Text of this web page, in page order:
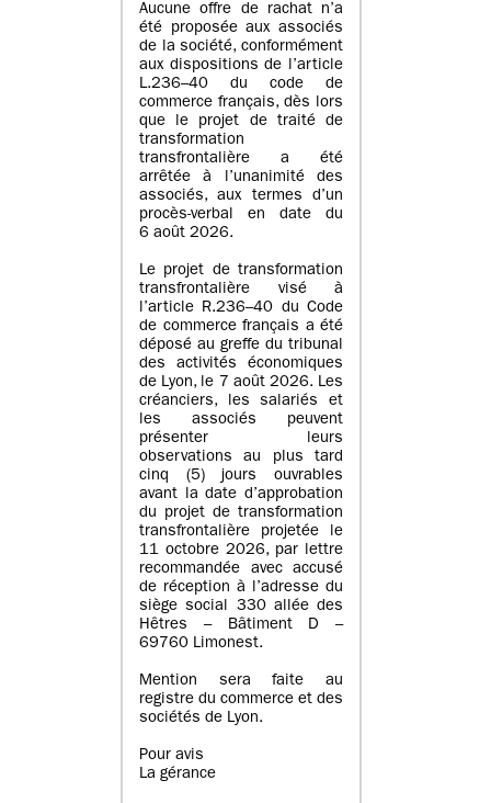
Aucune offre de rachat n’a
été proposée aux associés
de la société, conformément
aux dispositions de l’article
L.236–40 du code de
commerce français, dès lors
que le projet de traité de
transformation
transfrontalière a été
arrêtée à l’unanimité des
associés, aux termes d’un
procès-verbal en date du
6 août 2026.
Le projet de transformation
transfrontalière visé à
l’article R.236–40 du Code
de commerce français a été
déposé au greffe du tribunal
des activités économiques
de Lyon, le 7 août 2026. Les
créanciers, les salariés et
les associés peuvent
présenter leurs
observations au plus tard
cinq (5) jours ouvrables
avant la date d’approbation
du projet de transformation
transfrontalière projetée le
11 octobre 2026, par lettre
recommandée avec accusé
de réception à l’adresse du
siège social 330 allée des
Hêtres – Bâtiment D –
69760 Limonest.
Mention sera faite au
registre du commerce et des
sociétés de Lyon.
Pour avis
La gérance